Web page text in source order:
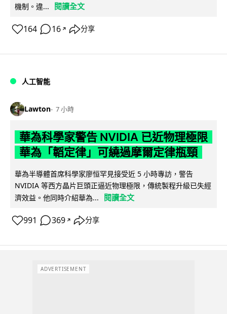
機制。違...
閱讀全文
164 16 ↗ 分享
人工智能
Lawton 7 小時
華為科學家警告 NVIDIA 已近物理極限
華為「韜定律」可繞過摩爾定律瓶頸
華為半導體首席科學家廖恒罕見接受近 5 小時專訪，警告
NVIDIA 等西方晶片巨頭正逼近物理極限，傳統製程升級已失經
濟效益。他同時介紹華為...
閱讀全文
991 369 ↗ 分享
ADVERTISEMENT